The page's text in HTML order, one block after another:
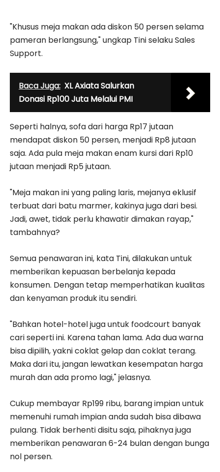
"Khusus meja makan ada diskon 50 persen selama
pameran berlangsung," ungkap Tini selaku Sales
Support.
Baca Juga: XL Axiata Salurkan
Donasi Rp100 Juta Melalui PMI
Seperti halnya, sofa dari harga Rp17 jutaan
mendapat diskon 50 persen, menjadi Rp8 jutaan
saja. Ada pula meja makan enam kursi dari Rp10
jutaan menjadi Rp5 jutaan.
"Meja makan ini yang paling laris, mejanya eklusif
terbuat dari batu marmer, kakinya juga dari besi.
Jadi, awet, tidak perlu khawatir dimakan rayap,"
tambahnya?
Semua penawaran ini, kata Tini, dilakukan untuk
memberikan kepuasan berbelanja kepada
konsumen. Dengan tetap memperhatikan kualitas
dan kenyaman produk itu sendiri.
"Bahkan hotel-hotel juga untuk foodcourt banyak
cari seperti ini. Karena tahan lama. Ada dua warna
bisa dipilih, yakni coklat gelap dan coklat terang.
Maka dari itu, jangan lewatkan kesempatan harga
murah dan ada promo lagi," jelasnya.
Cukup membayar Rp199 ribu, barang impian untuk
memenuhi rumah impian anda sudah bisa dibawa
pulang. Tidak berhenti disitu saja, pihaknya juga
memberikan penawaran 6-24 bulan dengan bunga
nol persen.